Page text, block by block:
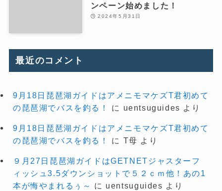
ンペーン始めました！
2024年5月31日
最近のコメント
9月18日琵琶湖ガイドはアメニモマケズT君初めて
の琵琶湖でバスを釣る！
に uentsuguides より
9月18日琵琶湖ガイドはアメニモマケズT君初めて
の琵琶湖でバスを釣る！
に T母 より
９月27日琵琶湖ガイドはGETNETジャスターフ
ィッシュ3.5ダウンショットで５２ｃｍ他！あの1
本が悔やまれるぅ～
に uentsuguides より